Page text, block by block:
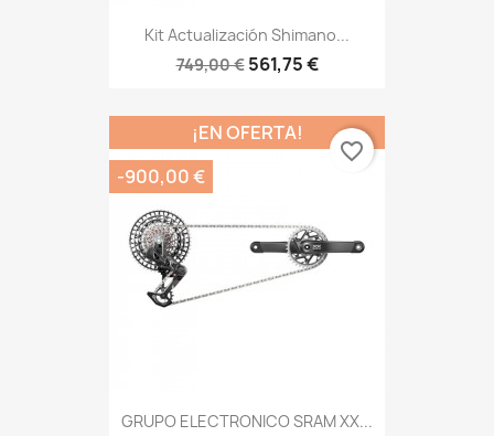
Kit Actualización Shimano...
749,00 € 561,75 €
GRUPO ELECTRONICO SRAM XX...
¡EN OFERTA!
-900,00 €
favorite_border